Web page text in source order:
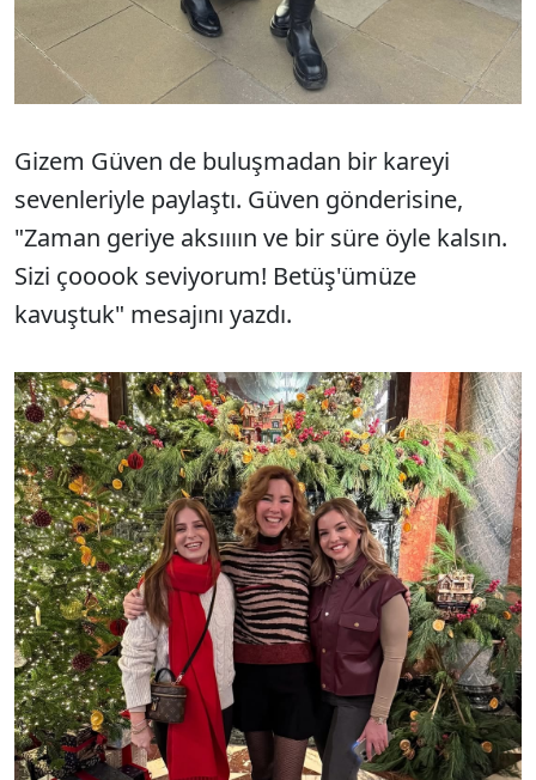
Gizem Güven de buluşmadan bir kareyi
sevenleriyle paylaştı. Güven gönderisine,
"Zaman geriye aksıııın ve bir süre öyle kalsın.
Sizi çooook seviyorum! Betüş'ümüze
kavuştuk" mesajını yazdı.